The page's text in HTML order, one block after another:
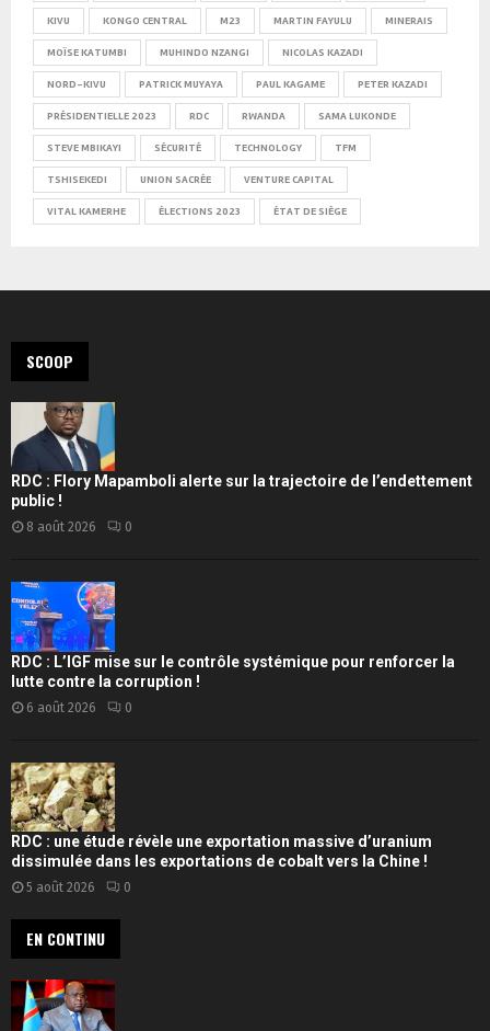
KIVU KONGO CENTRAL M23 MARTIN FAYULU MINERAIS
MOÏSE KATUMBI MUHINDO NZANGI NICOLAS KAZADI
NORD-KIVU PATRICK MUYAYA PAUL KAGAME PETER KAZADI
PRÉSIDENTIELLE 2023 RDC RWANDA SAMA LUKONDE
STEVE MBIKAYI SÉCURITÉ TECHNOLOGY TFM
TSHISEKEDI UNION SACRÉE VENTURE CAPITAL
VITAL KAMERHE ÉLECTIONS 2023 ÉTAT DE SIÈGE
SCOOP
RDC : Flory Mapamboli alerte sur la trajectoire de l’endettement
public !
8 août 2026 0
RDC : L’IGF mise sur le contrôle systémique pour renforcer la
lutte contre la corruption !
6 août 2026 0
RDC : une étude révèle une exportation massive d’uranium
dissimulée dans les exportations de cobalt vers la Chine !
5 août 2026 0
EN CONTINU